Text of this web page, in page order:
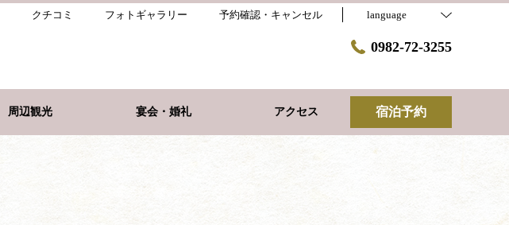
クチコミ フォトギャラリー 予約確認・キャンセル language
0982-72-3255
周辺観光 宴会・婚礼 アクセス 宿泊予約